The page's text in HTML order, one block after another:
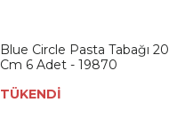
Blue Circle Pasta Tabağı 20
Cm 6 Adet - 19870
TÜKENDİ